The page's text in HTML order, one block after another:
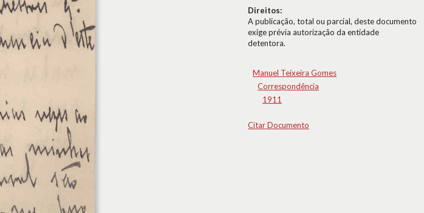
Direitos:
A publicação, total ou parcial, deste documento
exige prévia autorização da entidade
detentora.
Manuel Teixeira Gomes
Correspondência
1911
Citar Documento